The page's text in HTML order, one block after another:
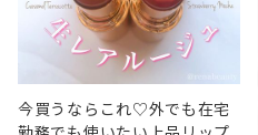
今買うならこれ♡外でも在宅